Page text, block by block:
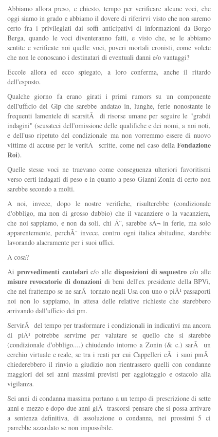
Abbiamo allora preso, e chiesto, tempo per verificare alcune voci, che
oggi siamo in grado e abbiamo il dovere di riferirvi visto che non saremo
certo fra i privilegiati dai soffi anticipativi di informazioni da Borgo
Berga, quando le voci diventeranno fatti, e visto che, se le abbiamo
sentite e verificate noi quelle voci, poveri mortali cronisti, come volete
che non le conoscano i destinatari di eventuali danni e/o vantaggi?
Eccole allora ed ecco spiegato, a loro conferma, anche il ritardo
dell'esposto.
Qualche giorno fa erano girati i primi rumors su un componente
dell'ufficio del Gip che sarebbe andatao in, lunghe, ferie nonostante le
frequenti lamentele di scarsitÃ di risorse umane per seguire le "grabdi
indagini" (scusateci dell'omissione delle qualifiche e dei nomi, a noi noti,
e dell'uso ripetuto del condizionale ma non vorremmo essere di nuovo
vittime di accuse per le veritÃ scritte, come nel caso della Fondazione
Roi).
Quelle stesse voci ne traevano come conseguenza ulteriori favoritismi
verso certi indagati di peso e in quanto a peso Gianni Zonin di certo non
sarebbe secondo a molti.
A noi, invece, dopo le nostre verifiche, risulterebbe (condizionale
d'obbligo, ma non di grosso dubbio) che il vacanziere o la vacanziera,
che noi sappiamo, e non da soli, chi Ã¨, sarebbe sÃ¬ in ferie, ma solo
apparentemente, perchÃ¨ invece, contro ogni italica abitudine, starebbe
lavorando alacramente per i suoi uffici.
A cosa?
Ai provvedimenti cautelarie/o alle disposizioni di sequestro e/o alle
misure revocatorie di donazioni di beni dell'ex presidente della BPVi,
che nel frattempo se ne sarÃ tornato negli Usa con uno o piÃ¹ passaporti
noi non lo sappiamo, in attesa delle relative richieste che starebbero
arrivando dall'ufficio dei pm.
ServirÃ del tempo per trasformare i condizionali in indicativi ma ancora
di piÃ¹ potrebbe servirne per valutare se quello che si starebbe
(condizionale d'obbligo....) chiudendo intorno a Zonin (& c.) sarÃ un
cerchio virtuale e reale, se tra i reati per cui Cappelleri eÂ i suoi pmÂ
chiederebbero il rinvio a giudizio non rientrassero quelli con condanne
maggiori dei sei anni massimi previsti per aggiotaggio e ostacolo alla
vigilanza.
Sei anni di condanna massima portano a un tempo di prescrizione di sette
anni e mezzo e dopo due anni giÃ trascorsi pensare che si possa arrivare
a sentenza definitiva, di assoluzione o condanna, nei prossimi 5 ci
parrebbe azzardato se non impossibile.